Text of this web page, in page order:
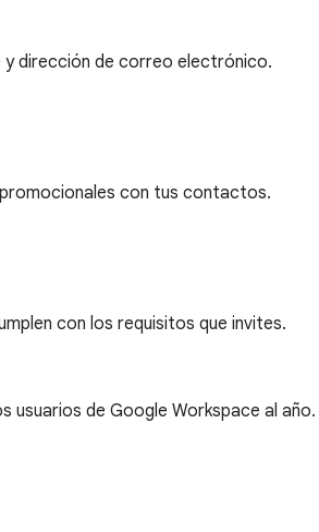
y dirección de correo electrónico.
con tus contactos.
con los requisitos que invites.
usuarios de Google Workspace al año.